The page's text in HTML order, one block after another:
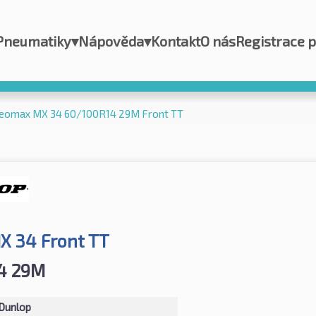
▾Nápověda▾KontaktO násRegistrace
MX 34 60/100R14 29M Front TT
34 Front TT
29M